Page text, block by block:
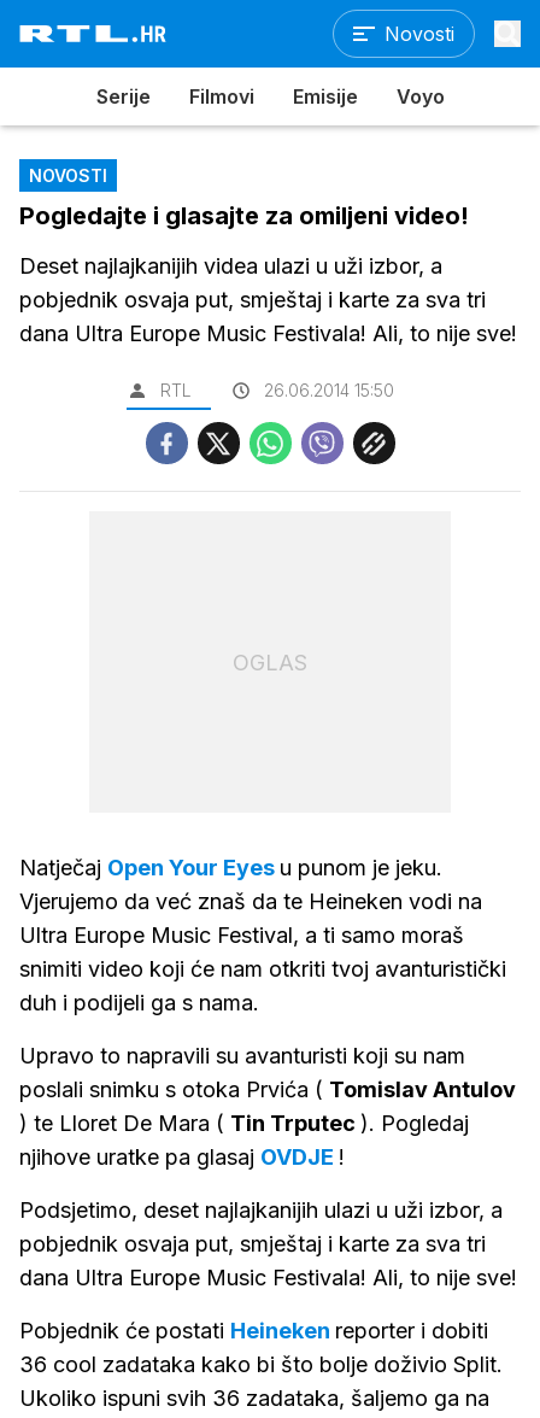
Novosti
Serije Filmovi Emisije Voyo
NOVOSTI
Pogledajte i glasajte za omiljeni video!
Deset najlajkanijih videa ulazi u uži izbor, a
pobjednik osvaja put, smještaj i karte za sva tri
dana Ultra Europe Music Festivala! Ali, to nije sve!
RTL 26.06.2014 15:50
OGLAS
Natječaj Open Your Eyes u punom je jeku.
Vjerujemo da već znaš da te Heineken vodi na
Ultra Europe Music Festival, a ti samo moraš
snimiti video koji će nam otkriti tvoj avanturistički
duh i podijeli ga s nama.
Upravo to napravili su avanturisti koji su nam
poslali snimku s otoka Prvića ( TomislavAntulov
) te Lloret De Mara ( Tin Trputec ). Pogledaj
njihove uratke pa glasaj OVDJE !
Podsjetimo, deset najlajkanijih ulazi u uži izbor, a
pobjednik osvaja put, smještaj i karte za sva tri
dana Ultra Europe Music Festivala! Ali, to nije sve!
Pobjednik će postati Heineken reporter i dobiti
36 cool zadataka kako bi što bolje doživio Split.
Ukoliko ispuni svih 36 zadataka, šaljemo ga na